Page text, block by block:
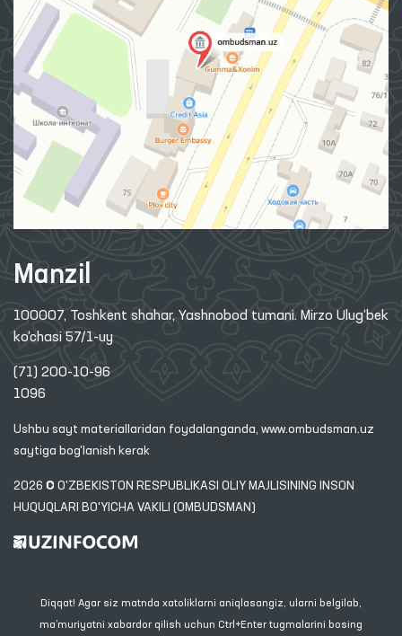
Manzil
100007, Toshkent shahar, Yashnobod tumani. Mirzo Ulug‘bek
ko‘chasi 57/1-uy
(71) 200-10-96
1096
Ushbu sayt materiallaridan foydalanganda, www.ombudsman.uz
saytiga bog'lanish kerak
2026 © O'ZBEKISTON RESPUBLIKASI OLIY MAJLISINING INSON
HUQUQLARI BO'YICHA VAKILI (OMBUDSMAN)
Diqqat! Agar siz matnda xatoliklarni aniqlasangiz, ularni belgilab,
ma’muriyatni xabardor qilish uchun Ctrl+Enter tugmalarini bosing